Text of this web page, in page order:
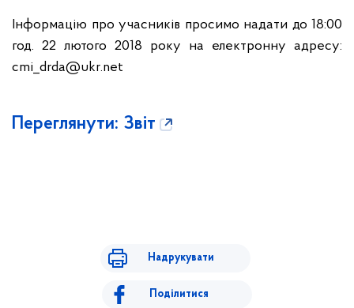
Інформацію про учасників просимо надати до 18:00
год. 22 лютого 2018 року на електронну адресу:
cmi_drda@ukr.net
Переглянути: Звіт
Надрукувати
Поділитися